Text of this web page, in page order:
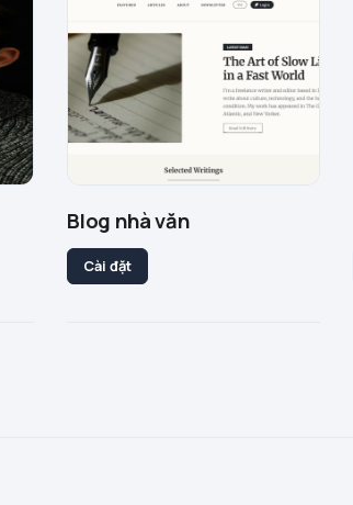
Blog nhà văn
Cài đặt